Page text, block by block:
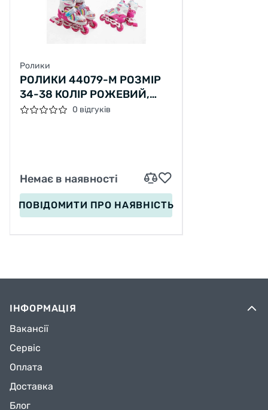
Ролики
РОЛИКИ 44079-М РОЗМІР
34-38 КОЛІР РОЖЕВИЙ,
КОЛЕСА PU, D КОЛЕС – 6 СМ,
0 відгуків
Немає в наявності
ПОВІДОМИТИ ПРО НАЯВНІСТЬ
ІНФОРМАЦІЯ
Вакансії
Сервіс
Оплата
Доставка
Блог